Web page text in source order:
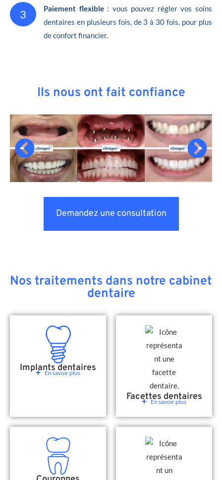
3 Paiement flexible: vous pouvez régler vos soins
dentaires en plusieurs fois, de 3 à 30 fois, pour plus
de confort financier.
Ils nous ont fait confiance
Demandez une consultation
Nos traitements dans notre cabinet
dentaire
Implants dentaires
En savoir plus
Facettes dentaires
En savoir plus